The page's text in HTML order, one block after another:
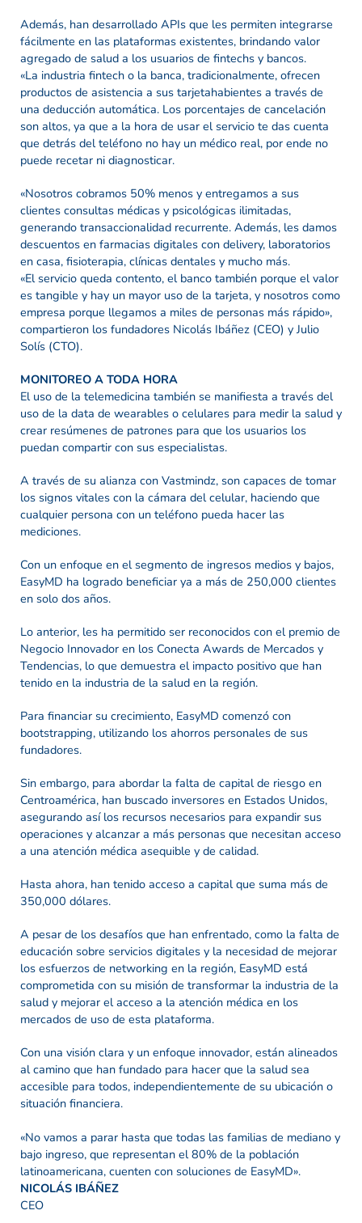
Además, han desarrollado APIs que les permiten integrarse
fácilmente en las plataformas existentes, brindando valor
agregado de salud a los usuarios de fintechs y bancos.
«La industria fintech o la banca, tradicionalmente, ofrecen
productos de asistencia a sus tarjetahabientes a través de
una deducción automática. Los porcentajes de cancelación
son altos, ya que a la hora de usar el servicio te das cuenta
que detrás del teléfono no hay un médico real, por ende no
puede recetar ni diagnosticar.
«Nosotros cobramos 50% menos y entregamos a sus
clientes consultas médicas y psicológicas ilimitadas,
generando transaccionalidad recurrente. Además, les damos
descuentos en farmacias digitales con delivery, laboratorios
en casa, fisioterapia, clínicas dentales y mucho más.
«El servicio queda contento, el banco también porque el valor
es tangible y hay un mayor uso de la tarjeta, y nosotros como
empresa porque llegamos a miles de personas más rápido»,
compartieron los fundadores Nicolás Ibáñez (CEO) y Julio
Solís (CTO).
MONITOREO A TODA HORA
El uso de la telemedicina también se manifiesta a través del
uso de la data de wearables o celulares para medir la salud y
crear resúmenes de patrones para que los usuarios los
puedan compartir con sus especialistas.
A través de su alianza con Vastmindz, son capaces de tomar
los signos vitales con la cámara del celular, haciendo que
cualquier persona con un teléfono pueda hacer las
mediciones.
Con un enfoque en el segmento de ingresos medios y bajos,
EasyMD ha logrado beneficiar ya a más de 250,000 clientes
en solo dos años.
Lo anterior, les ha permitido ser reconocidos con el premio de
Negocio Innovador en los Conecta Awards de Mercados y
Tendencias, lo que demuestra el impacto positivo que han
tenido en la industria de la salud en la región.
Para financiar su crecimiento, EasyMD comenzó con
bootstrapping, utilizando los ahorros personales de sus
fundadores.
Sin embargo, para abordar la falta de capital de riesgo en
Centroamérica, han buscado inversores en Estados Unidos,
asegurando así los recursos necesarios para expandir sus
operaciones y alcanzar a más personas que necesitan acceso
a una atención médica asequible y de calidad.
Hasta ahora, han tenido acceso a capital que suma más de
350,000 dólares.
A pesar de los desafíos que han enfrentado, como la falta de
educación sobre servicios digitales y la necesidad de mejorar
los esfuerzos de networking en la región, EasyMD está
comprometida con su misión de transformar la industria de la
salud y mejorar el acceso a la atención médica en los
mercados de uso de esta plataforma.
Con una visión clara y un enfoque innovador, están alineados
al camino que han fundado para hacer que la salud sea
accesible para todos, independientemente de su ubicación o
situación financiera.
«No vamos a parar hasta que todas las familias de mediano y
bajo ingreso, que representan el 80% de la población
latinoamericana, cuenten con soluciones de EasyMD».
NICOLÁS IBÁÑEZ
CEO